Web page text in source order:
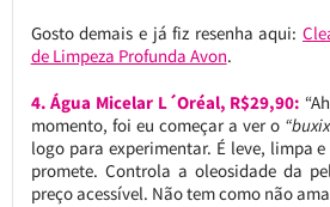
Gosto demais e já fiz resenha aqui:
de Limpeza Profunda Avon.
4. Água Micelar L´Oréal, R$29,90:
momento, foi eu começar a ver o
logo para experimentar. É leve, limpa
promete. Controla a oleosidade da
preço acessível. Não tem como não